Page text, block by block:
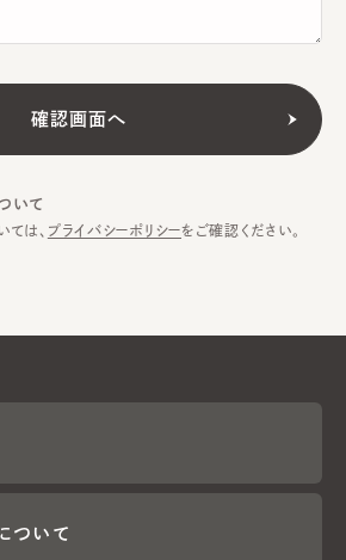
いて
は、 プライバシーポリシーをご確認ください。
ついて